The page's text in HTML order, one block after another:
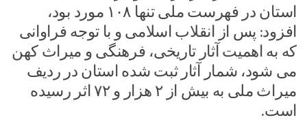
استان در فهرست ملی تنها ۱۰۸ مورد بود،
افزود: پس از انقلاب اسلامی و با توجه فراوانی
که به اهمیت آثار تاریخی، فرهنگی و میراث کهن
می شود، شمار آثار ثبت شده استان در ردیف
میراث ملی به بیش از ۲ هزار و ۷۲ اثر رسیده
است.